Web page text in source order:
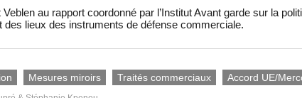
Veblen au rapport coordonné par l’Institut Avant garde sur la
des lieux des instruments de défense commerciale.
Mesures miroirs Traités commerciaux Accord UE/